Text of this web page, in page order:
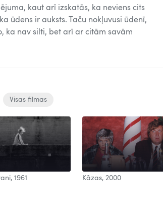
kaut arī izskatās, ka neviens cits
ūdens ir auksts. Taču nokļuvusi ūdenī,
ka nav silti, bet arī ar citām savām
Visas filmas
1961 Kāzas, 2000